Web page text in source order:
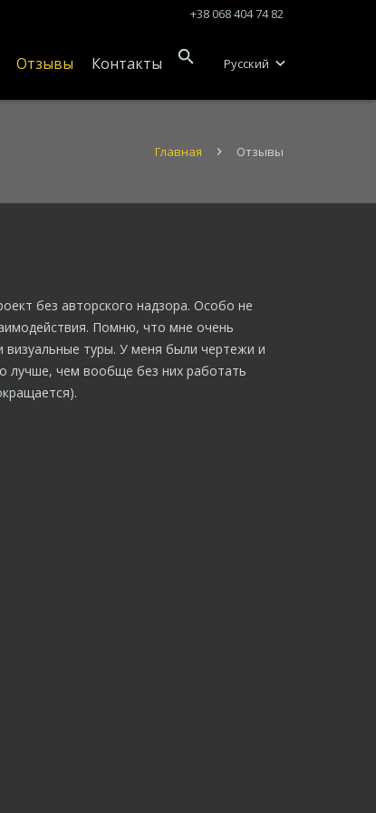
+38 068 404 74 82
Отзывы Контакты Русский
Главная Отзывы
без авторского надзора. Особо не
Помню, что мне очень
визуальные туры. У меня были чертежи и
лучше, чем вообще без них работать